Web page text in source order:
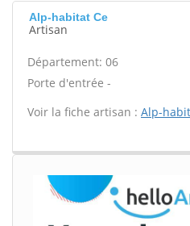
Alp-habitat Ce
Artisan
Département: 06
Porte d'entrée -
Voir la fiche artisan : Alp-